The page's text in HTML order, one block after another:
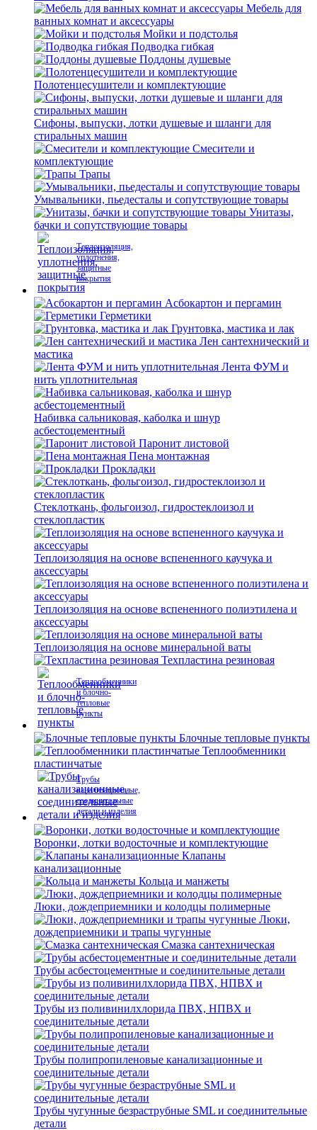
Мебель для
ванных комнат и аксессуары
Мойки и подстолья
Подводка гибкая
Поддоны душевые
Полотенцесушители и комплектующие
Сифоны, выпуски, лотки душевые и шланги для
стиральных машин
Смесители и
комплектующие
Трапы
Умывальники, пьедесталы и сопутствующие товары
Унитазы,
бачки и сопутствующие товары
Теплоизоляция,
уплотнения,
защитные
покрытия
Асбокартон и пергамин
Герметики
Грунтовка, мастика и лак
Лен сантехнический и
мастика
Лента ФУМ и
нить уплотнительная
Набивка сальниковая, каболка и шнур
асбестоцементный
Паронит листовой
Пена монтажная
Прокладки
Стеклоткань, фольгоизол, гидростеклоизол и
стеклопластик
Теплоизоляция на основе вспененного каучука и
аксессуары
Теплоизоляция на основе вспененного полиэтилена и
аксессуары
Теплоизоляция на основе минеральной ваты
Техпластина резиновая
Теплообменники
и блочно-
тепловые
пункты
Блочные тепловые пункты
Теплообменники
пластинчатые
Трубы
канализационные,
соединительные
детали и изделия
Воронки, лотки водосточные и комплектующие
Клапаны
канализационные
Кольца и манжеты
Люки, дождеприемники и колодцы полимерные
Люки,
дождеприемники и трапы чугунные
Смазка сантехническая
Трубы асбестоцементные и соединительные детали
Трубы из поливинилхлорида ПВХ, НПВХ и
соединительные детали
Трубы полипропиленовые канализационные и
соединительные детали
Трубы чугунные безраструбные SML и соединительные
детали